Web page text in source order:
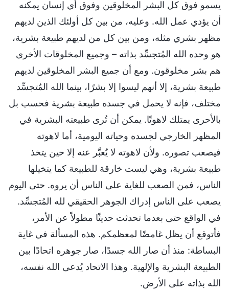
يسمو فوق كل البشر المخلوقين وفوق أي إنسان يمكنه
أن يؤدي عمل الله. وعليه، من بين كل أولئك الذين لديهم
مظهر بشري مثله، ومن بين كل من لديهم طبيعة بشرية،
هو وحده الله المُتجسِّد بذاته – وجميع المخلوقات الأخرى
هم بشر مخلوقون. ومع أن جميع البشر المخلوقين لديهم
طبيعة بشرية، إلا أنهم ليسوا إلا بشرًا، بينما الله المُتجسِّد
مختلف، فإنه لا يحمل في جسده طبيعة بشرية فحسب بل
بالأحرى يمتلك لاهوتًا. يمكن أن تُرى طبيعته البشرية في
المظهر الخارجي لجسده وحياته اليومية، أما لاهوته
فيصعب تصوره. ولأن لاهوته لا يُعبَّر عنه إلا حين يتخذ
طبيعة بشرية، وهي ليست خارقة للطبيعة كما يتخيلها
الناس، فمن الصعب للغاية على الناس أن يروه. حتى اليوم
يصعب على الناس إدراك الجوهر الحقيقي لله المُتجسِّد.
في الواقع حتى بعدما تحدثت حديثًا مطولاً عن الأمر،
فأتوقع أن يظل غامضًا لمعظمكم. هذه المسألة في غاية
البساطة: منذ أن صار الله جسدًا، صار جوهره اتحادًا بين
الطبيعة البشرية والإلهية. وهذا الاتحاد يُدعى الله نفسه،
الله بذاته على الأرض.